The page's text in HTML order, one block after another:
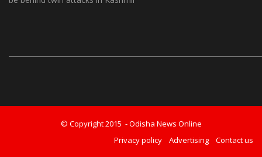
© Copyright 2015 - Odisha News Online
Privacy policy
Advertising Contact us